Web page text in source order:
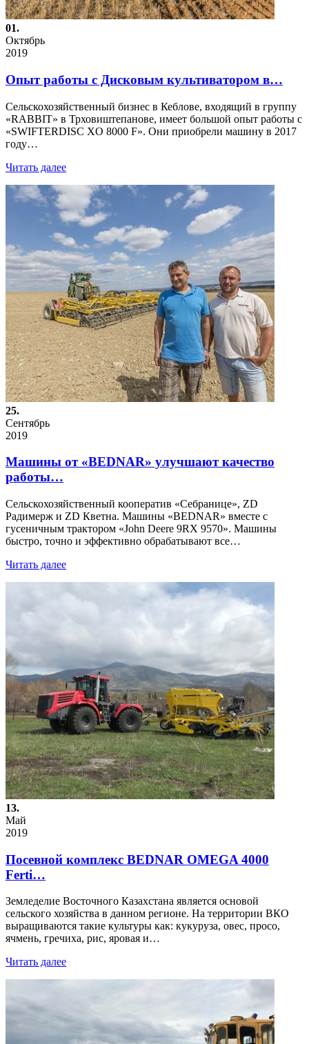
01.
Октябрь
2019
Опыт работы с Дисковым культиватором в…
Сельскохозяйственный бизнес в Кеблове, входящий в группу
«RABBIT» в Трховиштепанове, имеет большой опыт работы с
«SWIFTERDISC XO 8000 F». Они приобрели машину в 2017
году…
Читать далее
25.
Сентябрь
2019
Машины от «BEDNAR» улучшают качество
работы…
Сельскохозяйственный кооператив «Себранице», ZD
Радимерж и ZD Кветна. Машины «BEDNAR» вместе с
гусеничным трактором «John Deere 9RX 9570». Машины
быстро, точно и эффективно обрабатывают все…
Читать далее
13.
Май
2019
Посевной комплекс BEDNAR OMEGA 4000
Ferti…
Земледелие Восточного Казахстана является основой
сельского хозяйства в данном регионе. На территории ВКО
выращиваются такие культуры как: кукуруза, овес, просо,
ячмень, гречиха, рис, яровая и…
Читать далее